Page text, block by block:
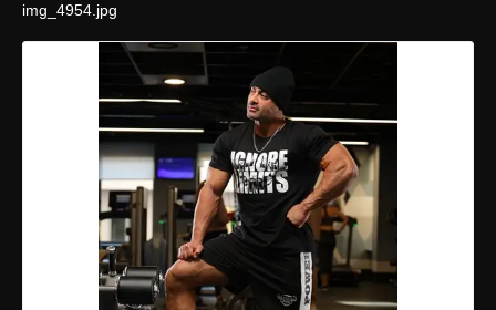
img_4954.jpg